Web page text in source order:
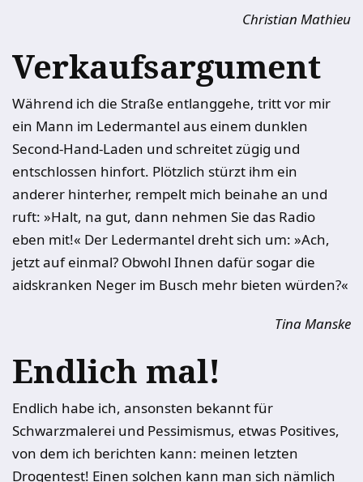
Christian Mathieu
Verkaufsargument
Während ich die Straße entlanggehe, tritt vor mir
ein Mann im Ledermantel aus einem dunklen
Second-Hand-Laden und schreitet zügig und
entschlossen hinfort. Plötzlich stürzt ihm ein
anderer hinterher, rempelt mich beinahe an und
ruft: »Halt, na gut, dann nehmen Sie das Radio
eben mit!« Der Ledermantel dreht sich um: »Ach,
jetzt auf einmal? Obwohl Ihnen dafür sogar die
aidskranken Neger im Busch mehr bieten würden?«
Tina Manske
Endlich mal!
Endlich habe ich, ansonsten bekannt für
Schwarzmalerei und Pessimismus, etwas Positives,
von dem ich berichten kann: meinen letzten
Drogentest! Einen solchen kann man sich nämlich